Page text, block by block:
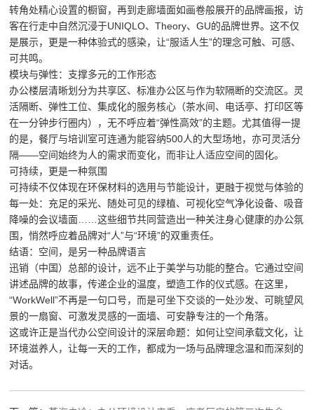
转角处精心设置的橱窗，再到走廊墙面如画卷般展开的品牌画报，访
客在行走中自然沉浸于UNIQLO、Theory、GU的品牌世界。这不仅
是展示，更是一种体验式的感染，让“服适人生”的理念可触、可感、
可共鸣。
模块与弹性：支撑多元的工作形态
办公楼层清晰划分为共享区、标准办公区与作为软隔断的交流区。灵
活隔断、弹性工位、集成化的服务核心（茶水间、电话亭、打印区等
在一分钟步行圈内），无不呼应着“弹性高效”的主题。尤其值得一提
的是，餐厅与培训室可连通为能容纳500人的大型场地，亦可灵活分
隔——空间始终为人的需求而变化，而非让人适应空间的固化。
可持续，更是一种氛围
可持续不仅体现在环保材料的选用与节能设计，更融于视觉与体验的
每一处：充足的采光、随处可见的绿植、可视化空气净化设备、吸音
降噪的会议墙面……这些细节共同营造出一种关注身心健康的办公氛
围，悄然呼应着品牌对“人”与“环境”的双重责任。
结语：空间，是另一种品牌语言
迅销（中国）总部的设计，远不止于美学与功能的整合。它通过空间
讲述品牌的故事，传递企业的温度，塑造工作的仪式感。在这里，
“WorkWell”不再是一句口号，而是可坐下交谈的一处沙发、可眺望风
景的一扇窗、可激发灵感的一面墙、可安静专注的一个角落。
这或许正是当代办公空间设计的深层命题：如何让空间承载文化，让
环境滋养人，让每一天的工作，都成为一场与品牌理念温和而深刻的
对话。